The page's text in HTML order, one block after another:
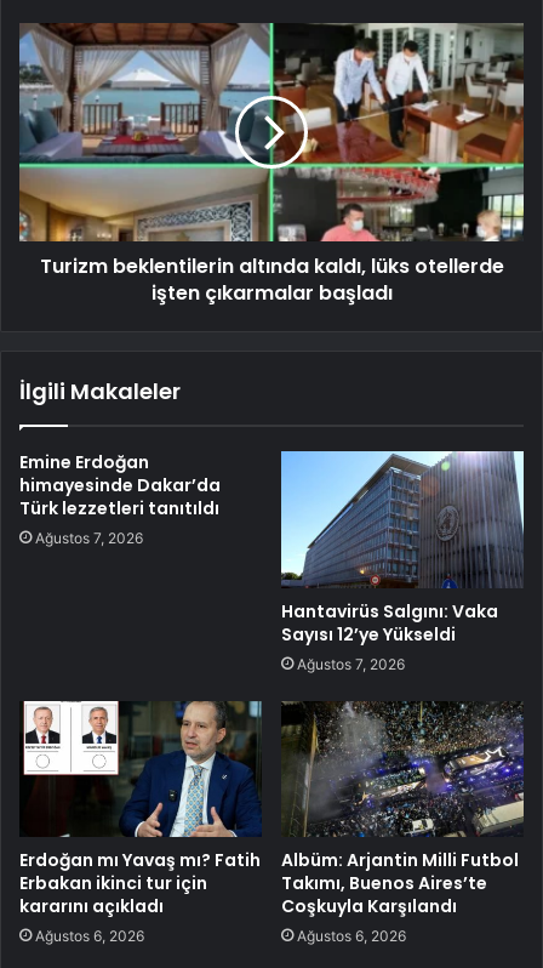
Turizm beklentilerin altında kaldı, lüks otellerde
işten çıkarmalar başladı
İlgili Makaleler
Emine Erdoğan
himayesinde Dakar’da
Türk lezzetleri tanıtıldı
Ağustos 7, 2026
Hantavirüs Salgını: Vaka
Sayısı 12’ye Yükseldi
Ağustos 7, 2026
Erdoğan mı Yavaş mı? Fatih
Erbakan ikinci tur için
kararını açıkladı
Ağustos 6, 2026
Albüm: Arjantin Milli Futbol
Takımı, Buenos Aires’te
Coşkuyla Karşılandı
Ağustos 6, 2026